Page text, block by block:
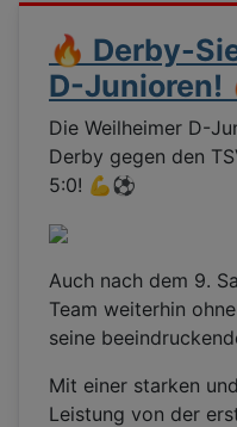
🔥 Derby-
D-Junioren!
Die Weilheimer D-
Derby gegen den
5:0! 💪⚽
Auch nach dem 9.
Team weiterhin
seine
Mit einer starken
Leistung von der